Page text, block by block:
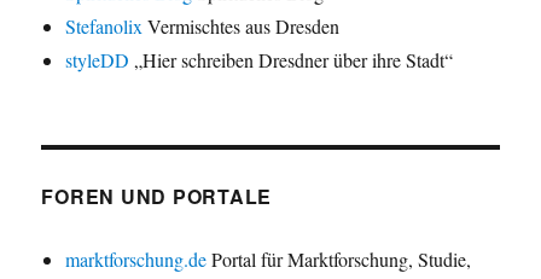
StefanolixVermischtes aus Dresden
styleDD „Hier schreiben Dresdner über ihre Stadt“
FOREN UND PORTALE
marktforschung.dePortal für Marktforschung, Studie,